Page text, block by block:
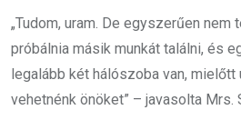
„Tudom, uram. De egyszerűen nem
próbálnia másik munkát találni, és
legalább két hálószoba van, mielőtt
vehetnénk önöket” – javasolta Mrs.